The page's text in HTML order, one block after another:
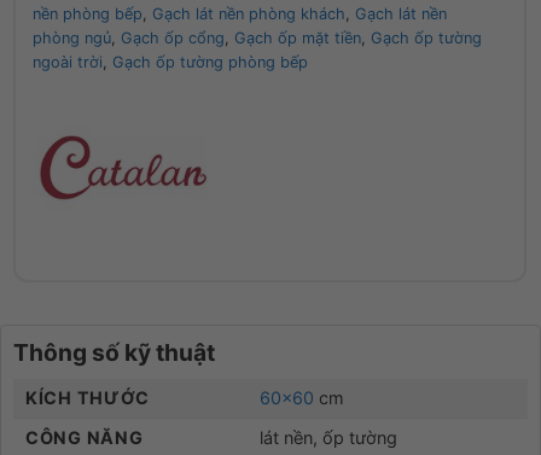
nền phòng bếp
Gạch lát nền phòng khách
Gạch lát nền
phòng ngủ, Gạch ốp cổng Gạch ốp mặt tiền, Gạch ốp tường
ngoài trời
Gạch ốp tường phòng bếp
Thông số kỹ thuật
KÍCH THƯỚC 60×60 cm
CÔNG NĂNG
lát nền, ốp tường